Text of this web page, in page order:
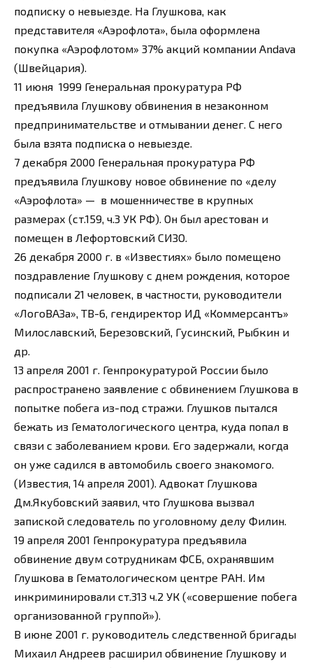
подписку о невыезде. На Глушкова, как
представителя «Аэрофлота», была оформлена
покупка «Аэрофлотом» 37% акций компании Andava
(Швейцария).
11 июня 1999 Генеральная прокуратура РФ
предъявила Глушкову обвинения в незаконном
предпринимательстве и отмывании денег. С него
была взята подписка о невыезде.
7 декабря 2000 Генеральная прокуратура РФ
предъявила Глушкову новое обвинение по «делу
«Аэрофлота» — в мошенничестве в крупных
размерах (ст.159, ч.3 УК РФ). Он был арестован и
помещен в Лефортовский СИЗО.
26 декабря 2000 г. в «Известиях» было помещено
поздравление Глушкову с днем рождения, которое
подписали 21 человек, в частности, руководители
«ЛогоВАЗа», ТВ-6, гендиректор ИД «Коммерсантъ»
Милославский, Березовский, Гусинский, Рыбкин и
др.
13 апреля 2001 г. Генпрокуратурой России было
распространено заявление с обвинением Глушкова в
попытке побега из-под стражи. Глушков пытался
бежать из Гематологического центра, куда попал в
связи с заболеванием крови. Его задержали, когда
он уже садился в автомобиль своего знакомого.
(Известия, 14 апреля 2001). Адвокат Глушкова
Дм.Якубовский заявил, что Глушкова вызвал
запиской следователь по уголовному делу Филин.
19 апреля 2001 Генпрокуратура предъявила
обвинение двум сотрудникам ФСБ, охранявшим
Глушкова в Гематологическом центре РАН. Им
инкриминировали ст.313 ч.2 УК («совершение побега
организованной группой»).
В июне 2001 г. руководитель следственной бригады
Михаил Андреев расширил обвинение Глушкову и